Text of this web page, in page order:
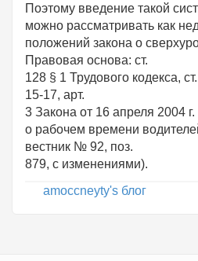
Поэтому введение такой
можно рассматривать как
положений закона о
Правовая основа: ст.
128 § 1 Трудового кодекса, ст.
15-17, арт.
3 Закона от 16 апреля 2004 г.
о рабочем времени
вестник № 92, поз.
879, с изменениями).
amoccneyty's блог